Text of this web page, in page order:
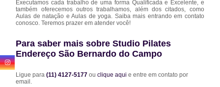
Executamos cada trabalho de uma forma Qualificada e Excelente, e
também oferecemos outros trabalhamos, além dos citados, como
Aulas de natação e Aulas de yoga. Saiba mais entrando em contato
conosco. Teremos prazer em atender você!
Para saber mais sobre Studio Pilates
Endereço São Bernardo do Campo
Ligue para(11) 4127-5177ouclique aqui e entre em contato por
email.